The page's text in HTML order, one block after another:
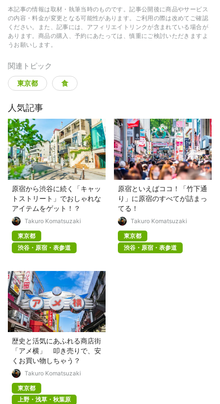
スポットを把握しており、台湾・アジアで日本に
関する本を7冊出版している。
Facebookはこちら
▶https://www.facebook.com/filmmiho/
本記事の情報は取材・執筆当時のものです。記事公開後に商品やサービス
の内容・料金が変更となる可能性があります。ご利用の際は改めてご確認
ください。また、記事には、アフィリエイトリンクが含まれている場合が
あります。商品の購入、予約にあたっては、慎重にご検討いただきますよ
うお願いします。
関連トピック
東京都 食
人気記事
原宿から渋谷に続く「キャッ
トストリート」でおしゃれな
アイテムをゲット！？
Takuro Komatsuzaki
東京都
渋谷・原宿・表参道
原宿といえばココ！「竹下通
り」に原宿のすべてが詰まっ
てる！
Takuro Komatsuzaki
東京都
渋谷・原宿・表参道
歴史と活気にあふれる商店街
「アメ横」 叩き売りで、安
くお買い物しちゃう？
Takuro Komatsuzaki
東京都
上野・浅草・秋葉原